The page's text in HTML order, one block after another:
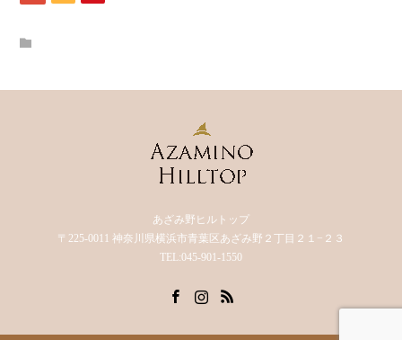
あざみ野ヒルトップ
〒225-0011 神奈川県横浜市青葉区あざみ野２丁目２１−２３
TEL:045-901-1550